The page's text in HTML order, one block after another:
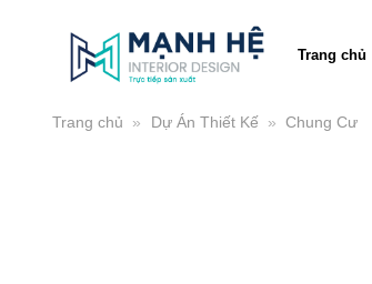
Trang chủ
Trang chủ » Dự Án Thiết Kế » Chung Cư